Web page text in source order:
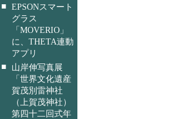
■ EPSONスマート
グラス
「MOVERIO」
に、THETA連動
アプリ
■
山岸伸写真展
「世界文化遺産
賀茂別雷神社
（上賀茂神社）
第四十二回式年